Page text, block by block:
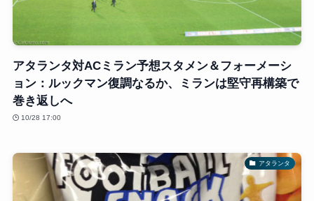
アタランタ対ACミラン予想スタメン＆フォーメーシ
ョン：ルックマン復調なるか、ミランは堅守再構築で
巻き返しへ
10/28 17:00
アタランタ